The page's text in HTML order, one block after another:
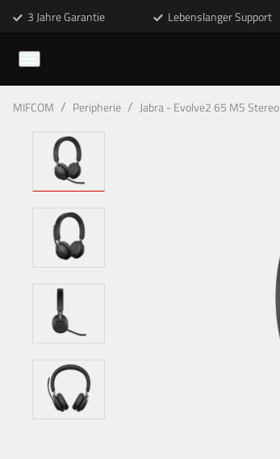
3 Jahre Garantie Lebenslanger Support
MIFCOM / Peripherie / Jabra - Evolve2 65 MS Stereo